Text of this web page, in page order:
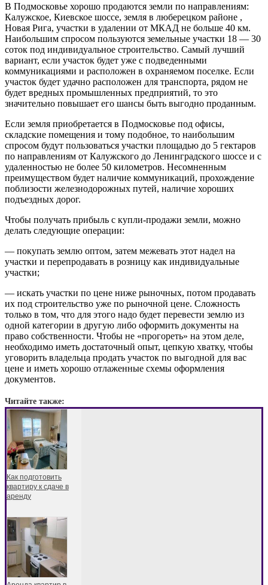
В Подмосковье хорошо продаются земли по направлениям:
Калужское, Киевское шоссе, земля в люберецком районе ,
Новая Рига, участки в удалении от МКАД не больше 40 км.
Наибольшим спросом пользуются земельные участки 18 — 30
соток под индивидуальное строительство. Самый лучший
вариант, если участок будет уже с подведенными
коммуникациями и расположен в охраняемом поселке. Если
участок будет удачно расположен для транспорта, рядом не
будет вредных промышленных предприятий, то это
значительно повышает его шансы быть выгодно проданным.
Если земля приобретается в Подмосковье под офисы,
складские помещения и тому подобное, то наибольшим
спросом будут пользоваться участки площадью до 5 гектаров
по направлениям от Калужского до Ленинградского шоссе и с
удаленностью не более 50 километров. Несомненным
преимуществом будет наличие коммуникаций, прохождение
поблизости железнодорожных путей, наличие хороших
подъездных дорог.
Чтобы получать прибыль с купли-продажи земли, можно
делать следующие операции:
— покупать землю оптом, затем межевать этот надел на
участки и перепродавать в розницу как индивидуальные
участки;
— искать участки по цене ниже рыночных, потом продавать
их под строительство уже по рыночной цене. Сложность
только в том, что для этого надо будет перевести землю из
одной категории в другую либо оформить документы на
право собственности. Чтобы не «прогореть» на этом деле,
необходимо иметь достаточный опыт, цепкую хватку, чтобы
уговорить владельца продать участок по выгодной для вас
цене и иметь хорошо отлаженные схемы оформления
документов.
Читайте также:
Как подготовить
квартиру к сдаче в
аренду